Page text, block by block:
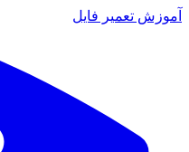
آموزش تعمیر فایل